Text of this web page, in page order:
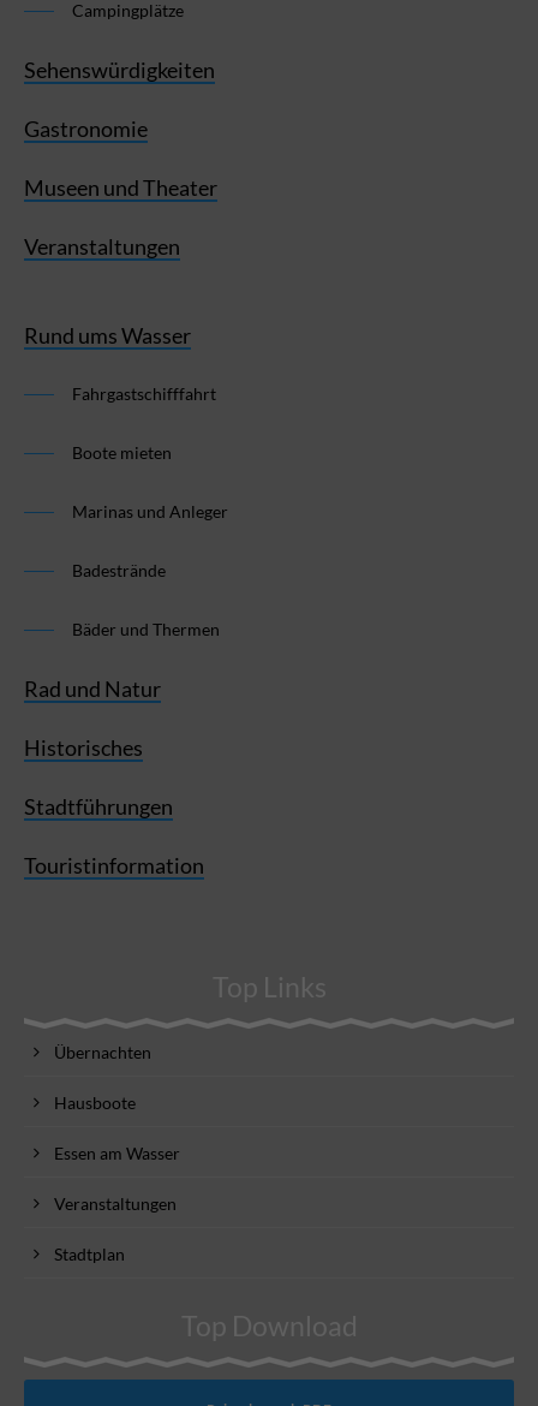
Campingplätze
Sehenswürdigkeiten
Gastronomie
Museen und Theater
Veranstaltungen
Rund ums Wasser
Fahrgastschifffahrt
Boote mieten
Marinas und Anleger
Badestrände
Bäder und Thermen
Rad und Natur
Historisches
Stadtführungen
Touristinformation
Top Links
Übernachten
Hausboote
Essen am Wasser
Veranstaltungen
Stadtplan
Top Download